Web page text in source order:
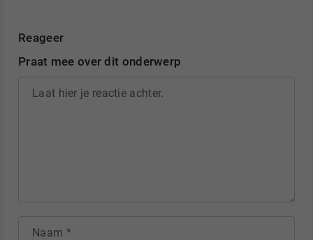
Reageer
Praat mee over dit onderwerp
Laat hier je reactie achter.
Naam